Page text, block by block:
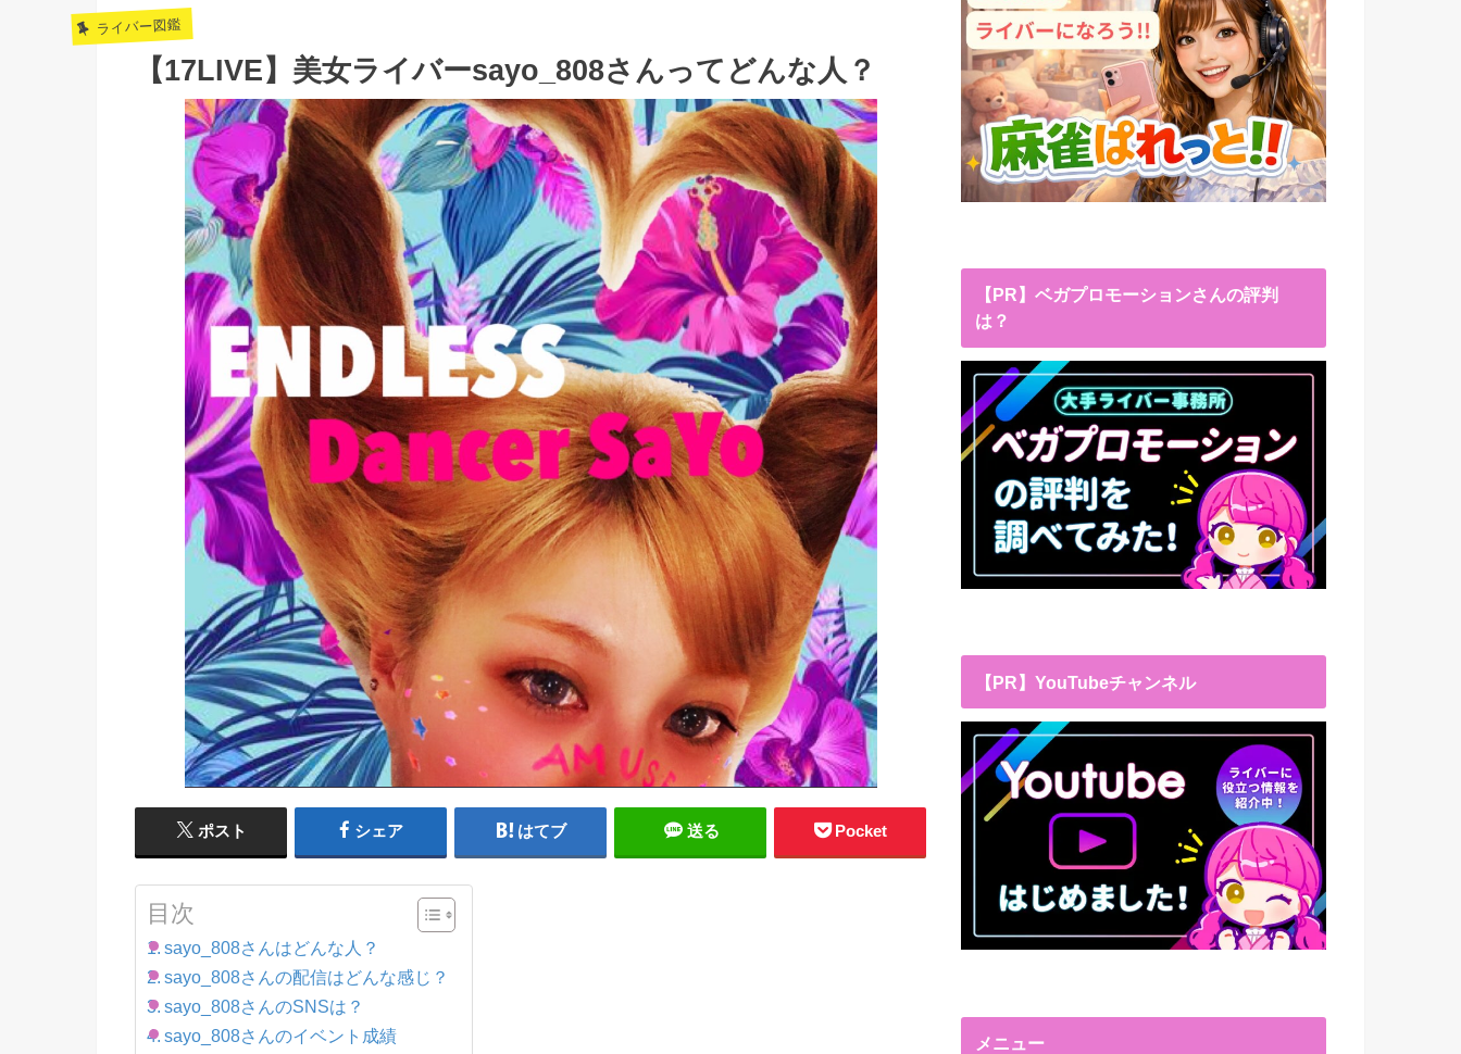
ライバー図鑑
【17LIVE】美女ライバーsayo_808さんってどんな人？
ポスト シェア はてブ 送る Pocket
目次
sayo_808さんはどんな人？
sayo_808さんの配信はどんな感じ？
sayo_808さんのSNSは？
sayo_808さんのイベント成績
【PR】ベガプロモーションさんの評判
は？
【PR】YouTubeチャンネル
メニュー